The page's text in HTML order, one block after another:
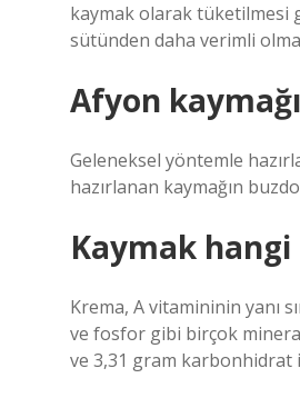
kaymak olarak tüketilmesi
sütünden daha verimli
Afyon
Geleneksel yöntemle
hazırlanan kaymağın
Kaymak
Krema, A vitamininin yanı
ve fosfor gibi birçok
ve 3,31 gram karbonhidrat